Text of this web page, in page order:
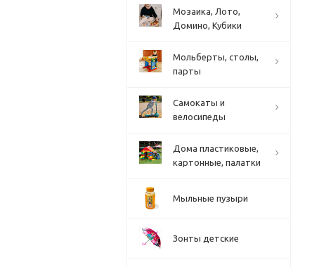
Мозаика, Лото,
Домино, Кубики
Мольберты, столы,
парты
Cамокаты и
велосипеды
Дома пластиковые,
картонные, палатки
Мыльные пузыри
Зонты детские